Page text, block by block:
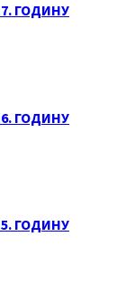
ГОДИНУ
ГОДИНУ
ГОДИНУ